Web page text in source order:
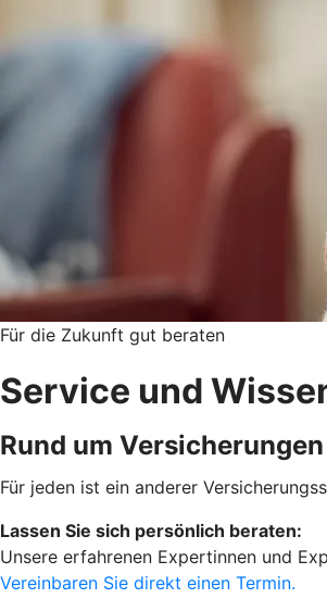
Für die Zukunft gut beraten
Service und
Rund um
Für jeden ist ein anderer
Lassen Sie sich persönlich beraten:
Unsere erfahrenen Expertinnen und
Vereinbaren Sie direkt einen Termin.